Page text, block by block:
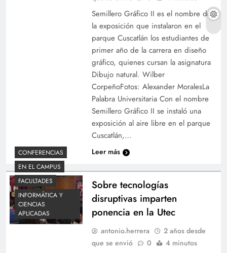
Semillero Gráfico II es el nombre de
la exposición que instalaron en el
parque Cuscatlán los estudiantes de
primer año de la carrera en diseño
gráfico, quienes cursan la asignatura
Dibujo natural. Wilber
CorpeñoFotos: Alexander MoralesLa
Palabra Universitaria Con el nombre
Semillero Gráfico II se instaló una
exposición al aire libre en el parque
Cuscatlán,…
Leer más
CONFERENCIAS
EN EL CAMPUS
FACULTADES
INFORMÁTICA Y
CIENCIAS
APLICADAS
Sobre tecnologías
disruptivas imparten
ponencia en la Utec
antonio.herrera
2 años desde
que se envió
0 4 minutos